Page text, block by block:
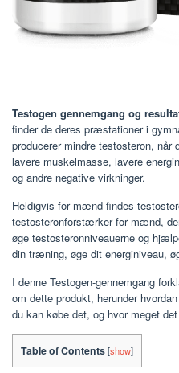
Testogen gennemgang og
finder de deres præstationer i
producerer mindre testosteron,
lavere muskelmasse, lavere
og andre negative virkninger.
Heldigvis for mænd findes
testosteronforstærker for mænd,
øge testosteronniveauerne og
din træning, øge dit energiniveau,
I denne Testogen-gennemgang
om dette produkt, herunder
du kan købe det, og hvor meget
Table of Contents[show]